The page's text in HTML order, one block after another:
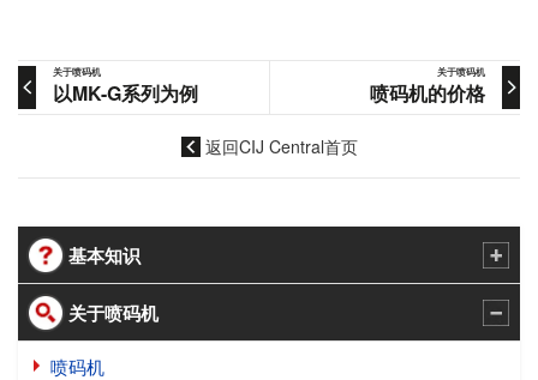
关于喷码机
以MK-G系列为例
关于喷码机
喷码机的价格
返回CIJ Central首页
基本知识
关于喷码机
喷码机